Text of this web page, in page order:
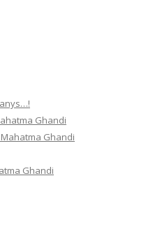
Ghandi
Ghandi
Ghandi